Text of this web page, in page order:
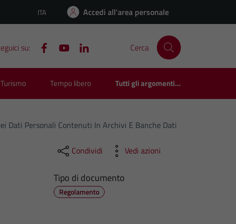
Lingua attiva:
ITA Accedi all'area personale
su: Cerca
Turismo Tempo libero Tutti gli argomenti...
Dati Personali Contenuti In Archivi E Banche Dati
Condividi Vedi azioni
Tipo di documento
Regolamento